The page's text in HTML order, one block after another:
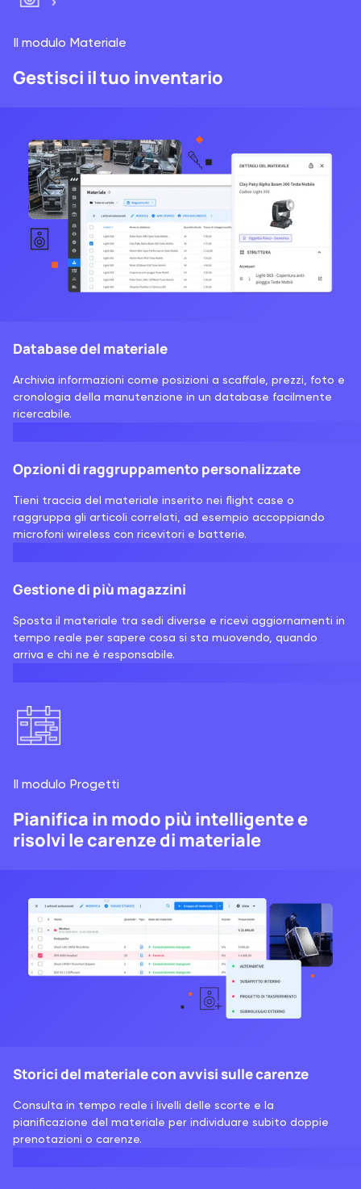
Il modulo Materiale
Gestisci il tuo inventario
Database del materiale
Archivia informazioni come posizioni a scaffale, prezzi, foto e
cronologia della manutenzione in un database facilmente
ricercabile.
Opzioni di raggruppamento personalizzate
Tieni traccia del materiale inserito nei flight case o
raggruppa gli articoli correlati, ad esempio accoppiando
microfoni wireless con ricevitori e batterie.
Gestione di più magazzini
Sposta il materiale tra sedi diverse e ricevi aggiornamenti in
tempo reale per sapere cosa si sta muovendo, quando
arriva e chi ne è responsabile.
Il modulo Progetti
Pianifica in modo più intelligente e
risolvi le carenze di materiale
Storici del materiale con avvisi sulle carenze
Consulta in tempo reale i livelli delle scorte e la
pianificazione del materiale per individuare subito doppie
prenotazioni o carenze.